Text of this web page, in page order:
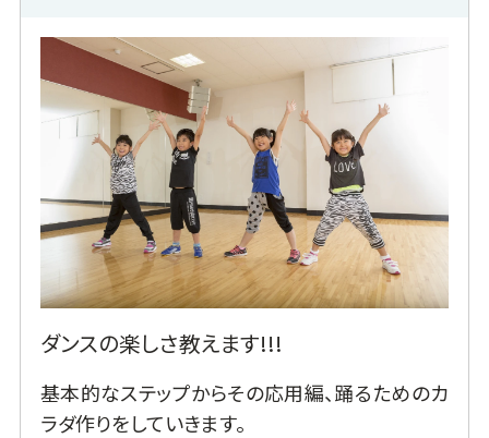
ダンスの楽しさ教えます!!!
基本的なステップからその応用編、踊るためのカ
ラダ作りをしていきます。